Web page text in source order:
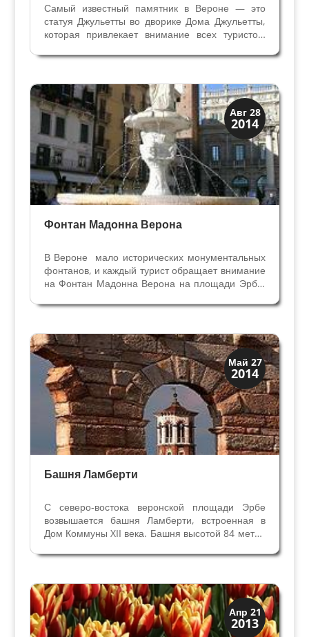
Самый известный памятник в Вероне — это
статуя Джульетты во дворике Дома Джульетты,
которая привлекает внимание всех туристов,
создана веронским скульптором Нерео
его работ,...
Авг 28
2014
Мосты Колодцы Фонтаны
Посмотрите в Вероне
Фонтан Мадонна Верона
В Вероне мало исторических монументальных
фонтанов, и каждый турист обращает внимание
на Фонтан Мадонна Верона на площади Эрбе.
создания в эпоху Скалиджеров, потому что был
Мадонна Верона поражает...
Май 27
2014
Посмотрите в Вероне
Башня Ламберти
С северо-востока веронской площади Эрбе
возвышается башня Ламберти, встроенная в
Дом Коммуны XII века. Башня высотой 84 метра
семьёй Ламберти, именем которой её теперь и
нужд города...
Апр 21
2013
Посмотрите в Вероне